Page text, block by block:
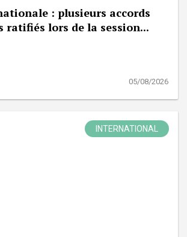
: plusieurs accords
ratifiés lors de la session...
05/08/2026
INTERNATIONAL